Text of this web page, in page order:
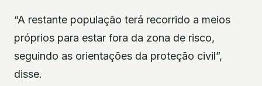
“A restante população terá recorrido a meios
próprios para estar fora da zona de risco,
seguindo as orientações da proteção civil”,
disse.